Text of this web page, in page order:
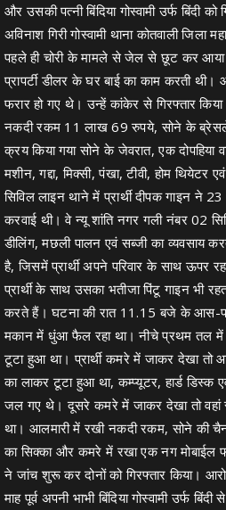
और उसकी पत्नी बिंदिया गोस्वामी उर्फ बिंदी
अविनाश गिरी गोस्वामी थाना कोतवाली जिला
पहले ही चोरी के मामले से जेल से छूट कर आया
प्रापर्टी डीलर के घर बाई का काम करती थी।
फरार हो गए थे। उन्हें कांकेर से गिरफ्तार
नकदी रकम 11 लाख 69 रुपये, सोने के
क्रय किया गया सोने के जेवरात, एक दोपहिया
मशीन, गद्दा, मिक्सी, पंखा, टीवी, होम थियेटर
सिविल लाइन थाने में प्रार्थी दीपक गाइन ने 23
करवाई थी। वे न्यू शांति नगर गली नंबर 02
डीलिंग, मछली पालन एवं सब्जी का व्यवसाय
है, जिसमें प्रार्थी अपने परिवार के साथ ऊपर
प्रार्थी के साथ उसका भतीजा पिंटू गाइन भी
करते हैं। घटना की रात 11.15 बजे के आस-
मकान में धुंआ फैल रहा था। नीचे प्रथम तल में
टूटा हुआ था। प्रार्थी कमरे में जाकर देखा
का लाकर टूटा हुआ था, कम्प्यूटर, हार्ड डिस्क
जल गए थे। दूसरे कमरे में जाकर देखा तो वहां
था। आलमारी में रखी नकदी रकम, सोने की
का सिक्का और कमरे में रखा एक नग मोबाईल
ने जांच शुरू कर दोनों को गिरफ्तार किया।
माह पूर्व अपनी भाभी बिंदिया गोस्वामी उर्फ